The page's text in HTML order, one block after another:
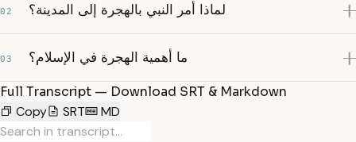
02 لماذا أمر النبي بالهجرة إلى المدينة؟
03 ما أهمية الهجرة في الإسلام؟
Full Transcript — Download SRT & Markdown
Copy
SRT MD